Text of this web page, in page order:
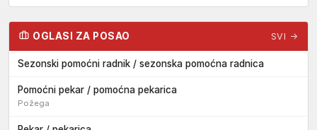
OGLASI ZA POSAO SVI →
Sezonski pomoćni radnik / sezonska pomoćna radnica
Pomoćni pekar / pomoćna pekarica
Požega